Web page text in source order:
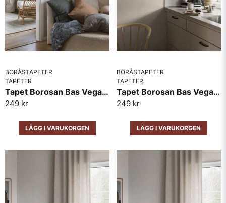
BORÅSTAPETER
TAPETER
Tapet Borosan Bas Vega 38709
249 kr
LÄGG I VARUKORGEN
BORÅSTAPETER
TAPETER
Tapet Borosan Bas Vega 38712
249 kr
LÄGG I VARUKORGEN
Skicka fråga